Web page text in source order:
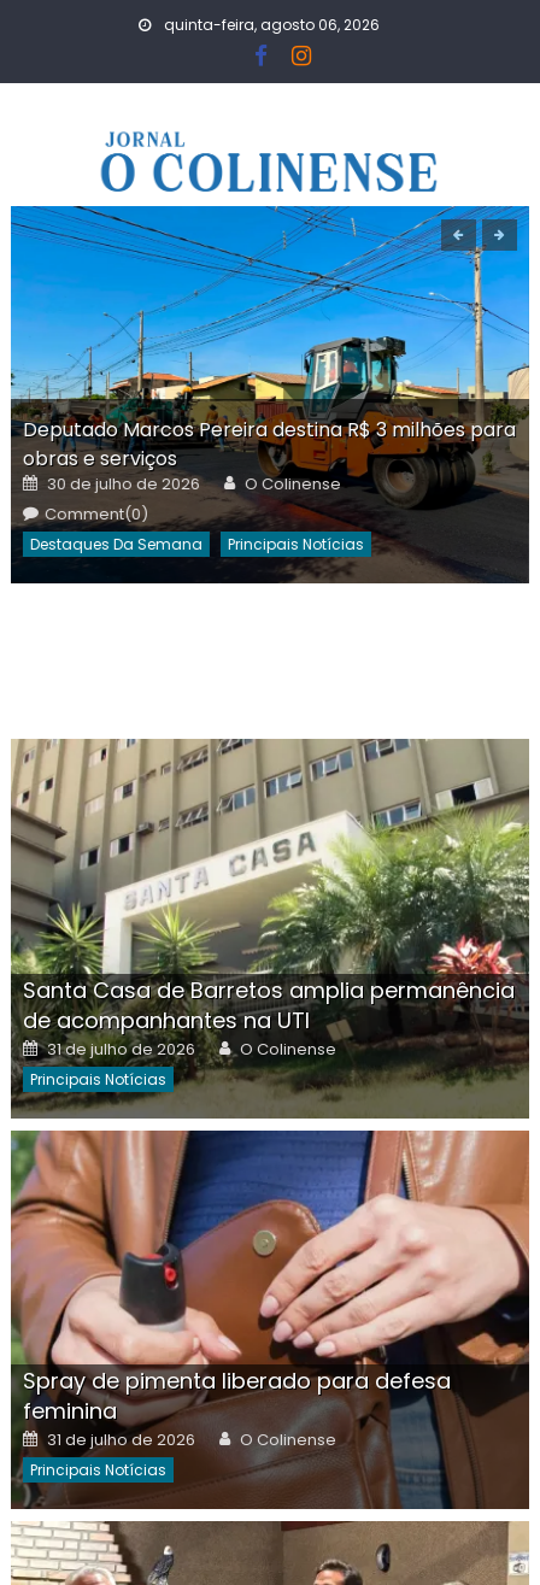
quinta-feira, agosto 06, 2026
Deputado Marcos Pereira destina R$ 3 milhões para
obras e serviços
Posted
on
30 de julho de 2026 Author
O Colinense
Comment(0)
Destaques Da Semana Principais Notícias
Santa Casa de Barretos amplia permanência
de acompanhantes na UTI
Posted
on
31 de julho de 2026 Author
O Colinense
Principais Notícias
Spray de pimenta liberado para defesa
feminina
Posted
on
31 de julho de 2026 Author
O Colinense
Principais Notícias